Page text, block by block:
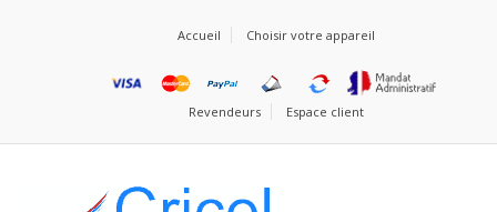
Accueil Choisir votre appareil
Revendeurs Espace client